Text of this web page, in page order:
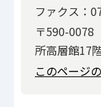
ファクス：
〒590-
所高層館17
このページ